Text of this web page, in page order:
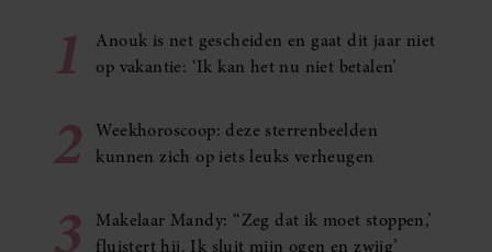
1
Anouk is net gescheiden en gaat dit jaar niet
op vakantie: ‘Ik kan het nu niet betalen’
2
Weekhoroscoop: deze sterrenbeelden
kunnen zich op iets leuks verheugen
3
Makelaar Mandy: ‘‘Zeg dat ik moet stoppen,’
fluistert hij. Ik sluit mijn ogen en zwijg’